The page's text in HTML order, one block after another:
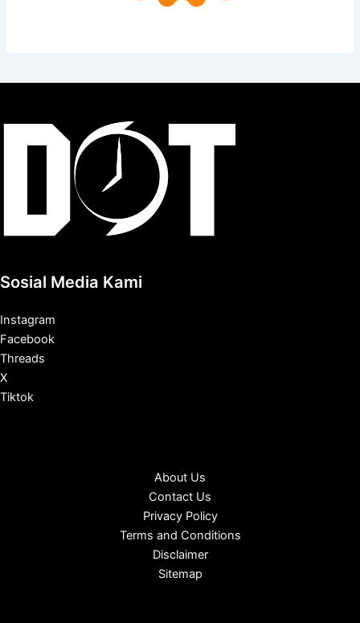
Sosial Media Kami
Instagram
Facebook
Threads
X
Tiktok
About Us
Contact Us
Privacy Policy
Terms and Conditions
Disclaimer
Sitemap